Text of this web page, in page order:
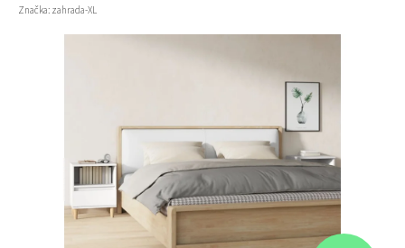
Značka: zahrada-XL